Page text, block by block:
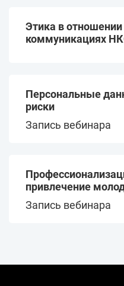
Этика в
коммуникациях
Персональные
риски
Запись вебинара
привлечение
Запись вебинара